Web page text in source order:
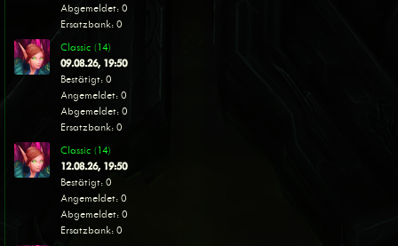
Abgemeldet: 0
Ersatzbank: 0
Classic (14)
09.08.26, 19:50
Bestätigt: 0
Angemeldet: 0
Abgemeldet: 0
Ersatzbank: 0
Classic (14)
12.08.26, 19:50
Bestätigt: 0
Angemeldet: 0
Abgemeldet: 0
Ersatzbank: 0